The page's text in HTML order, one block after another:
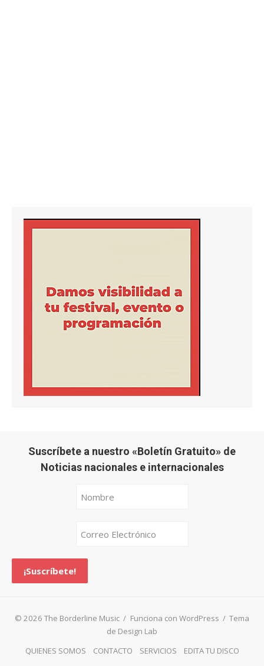
Suscríbete a nuestro «Boletín Gratuito» de
Noticias nacionales e internacionales
© 2026 The Borderline Music / Funciona con WordPress / Tema
de Design Lab
QUIENES SOMOS
CONTACTO SERVICIOS EDITA TU DISCO